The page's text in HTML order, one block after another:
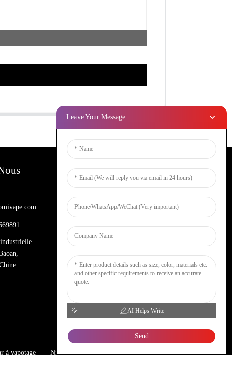
Bulletins D'information
Entrez votre email et nous vous
les plans.
Demande De Renseignements Maintenant
à vapotage Nicotine DTL Verre Narguilé
Leave Your Message
AI Helps Write
Send